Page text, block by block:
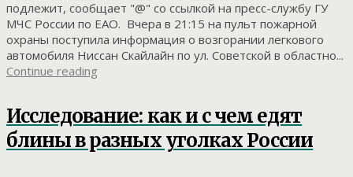
подлежит, сообщает "@" со ссылкой на пресс-службу ГУ
МЧС России по ЕАО. Вчера в 21:15 на пульт пожарной
охраны поступила информация о возгорании легкового
автомобиля Ниссан Скайлайн по ул. Советской в областно...
Continue reading
Исследование: как и с чем едят
блины в разных уголках России